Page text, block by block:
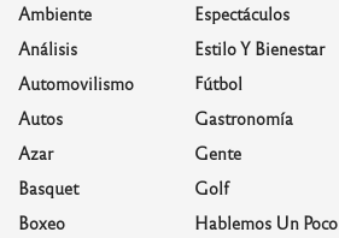
Ambiente
Análisis
Automovilismo
Autos
Azar
Basquet
Boxeo
Espectáculos
Estilo Y Bienestar
Fútbol
Gastronomía
Gente
Golf
Hablemos Un Poco